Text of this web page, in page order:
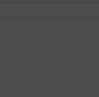
notwendig.